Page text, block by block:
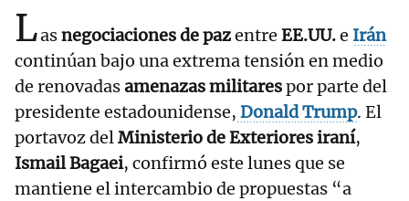
Lasnegociaciones de pazentre EE.UU.e Irán
continúan bajo una extrema tensión en medio
de renovadasamenazas militarespor parte del
presidente estadounidense, Donald Trump. El
portavoz delMinisterio de Exteriores iraní,
Ismail Bagaei, confirmó este lunes que se
mantiene el intercambio de propuestas “a